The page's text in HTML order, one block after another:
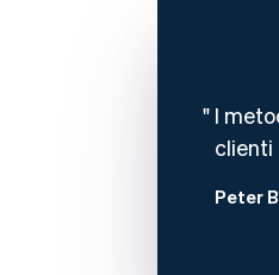
I
clienti
Peter